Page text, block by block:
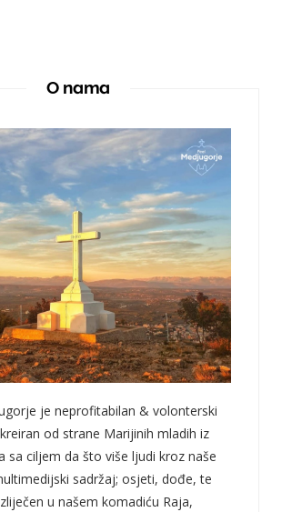
O nama
je neprofitabilan & volonterski
od strane Marijinih mladih iz
sa ciljem da što više ljudi kroz naše
sadržaj; osjeti, dođe, te
u našem komadiću Raja,